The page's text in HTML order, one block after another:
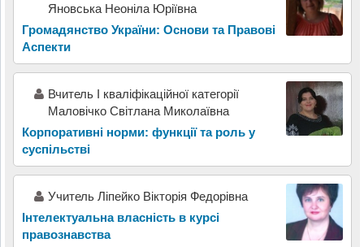
Яновська Неоніла Юріївна
Громадянство України: Основи та Правові
Аспекти
Вчитель I кваліфікаційної категорії
Маловічко Світлана Миколаївна
Корпоративні норми: функції та роль у
суспільстві
Учитель Ліпейко Вікторія Федорівна
Інтелектуальна власність в курсі
правознавства